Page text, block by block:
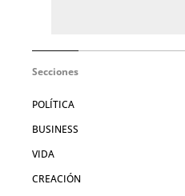
Secciones
POLÍTICA
BUSINESS
VIDA
CREACIÓN